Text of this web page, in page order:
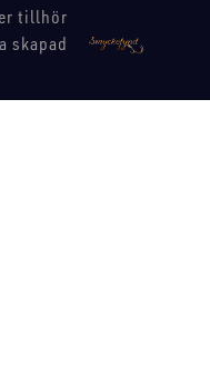
tillhör
skapad